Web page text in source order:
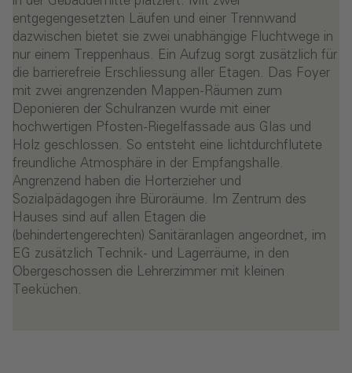
entgegengesetzten Läufen und einer Trennwand
dazwischen bietet sie zwei unabhängige Fluchtwege in
nur einem Treppenhaus. Ein Aufzug sorgt zusätzlich für
die barrierefreie Erschliessung aller Etagen. Das Foyer
mit zwei angrenzenden Mappen-Räumen zum
Deponieren der Schulranzen wurde mit einer
hochwertigen Pfosten-Riegelfassade aus Glas und
Holz geschlossen. So entsteht eine lichtdurchflutete
freundliche Atmosphäre in der Empfangshalle.
Angrenzend haben die Horterzieher und
Sozialpädagogen ihre Büroräume. Im Zentrum des
Hauses sind auf allen Etagen die
(behindertengerechten) Sanitäranlagen angeordnet, im
EG zusätzlich Technik- und Lagerräume, in den
Obergeschossen die Lehrerzimmer mit kleinen
Teeküchen.